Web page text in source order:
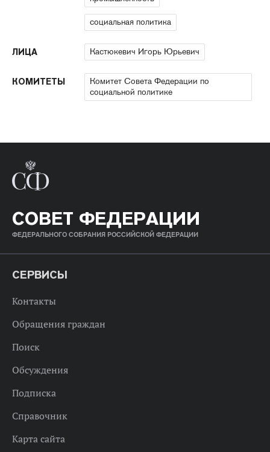
социальная политика
ЛИЦА Кастюкевич Игорь Юрьевич
КОМИТЕТЫ
Комитет Совета Федерации по
социальной политике
СОВЕТ ФЕДЕРАЦИИ
ФЕДЕРАЛЬНОГО СОБРАНИЯ РОССИЙСКОЙ ФЕДЕРАЦИИ
СЕРВИСЫ
Контакты
Обращения граждан
Поиск
Обсуждения
Подписка
Справочник
Карта сайта